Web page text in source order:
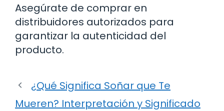
Asegúrate de comprar en
distribuidores autorizados para
garantizar la autenticidad del
producto.
¿Qué Significa Soñar que Te
Mueren? Interpretación y Significado